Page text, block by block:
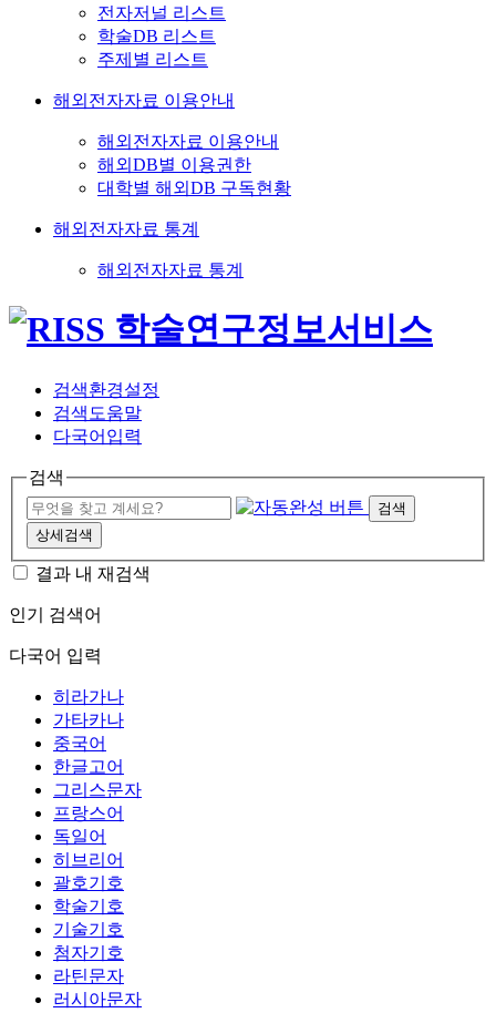
전자저널 리스트
학술DB 리스트
주제별 리스트
해외전자자료 이용안내
해외전자자료 이용안내
해외DB별 이용권한
대학별 해외DB 구독현황
해외전자자료 통계
해외전자자료 통계
검색환경설정
검색도움말
다국어입력
검색
검색
상세검색
결과 내 재검색
인기 검색어
다국어 입력
히라가나
가타카나
중국어
한글고어
그리스문자
프랑스어
독일어
히브리어
괄호기호
학술기호
기술기호
첨자기호
라틴문자
러시아문자